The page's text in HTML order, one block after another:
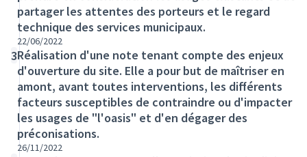
partager les attentes des porteurs et le regard
technique des services municipaux.
22/06/2022
3Réalisation d'une note tenant compte des enjeux
d'ouverture du site. Elle a pour but de maîtriser en
amont, avant toutes interventions, les différents
facteurs susceptibles de contraindre ou d'impacter
les usages de "l'oasis" et d'en dégager des
préconisations.
26/11/2022